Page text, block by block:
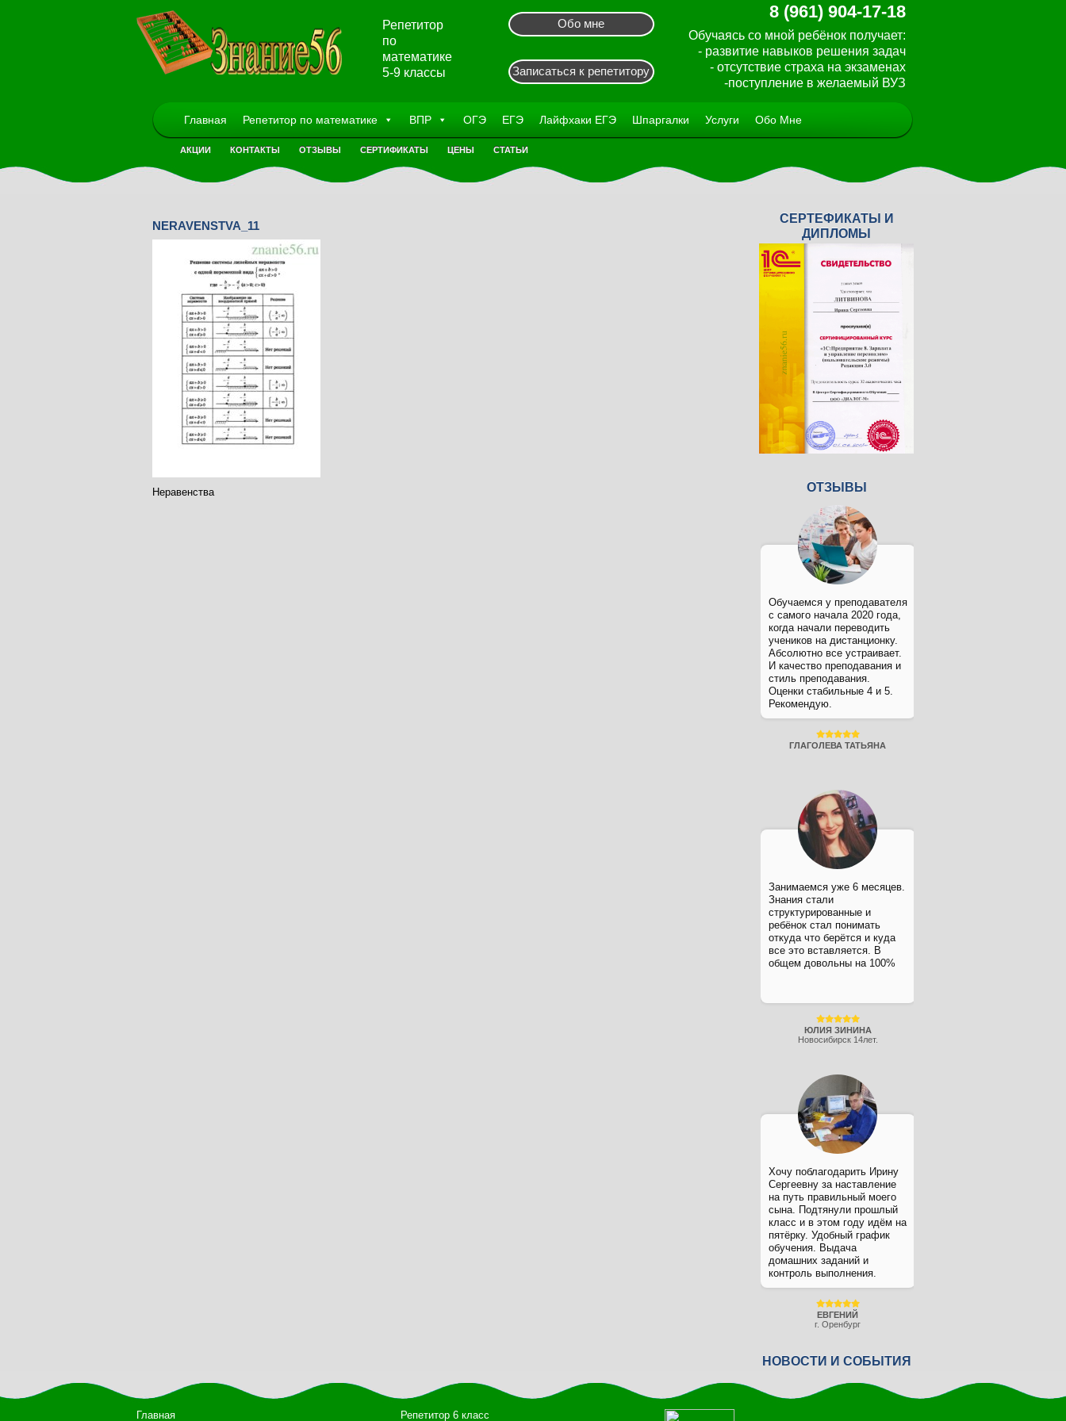
Репетитор
по
математике
5-9 классы
Обо мне
8 (961) 904-17-18
Обучаясь со мной ребёнок получает:
- развитие навыков решения задач
- отсутствие страха на экзаменах
-поступление в желаемый ВУЗ
Записаться к репетитору
Главная Репетитор по математике ВПР ОГЭ ЕГЭ Лайфхаки ЕГЭ Шпаргалки Услуги Обо Мне
АКЦИИ КОНТАКТЫ ОТЗЫВЫ СЕРТИФИКАТЫ ЦЕНЫ СТАТЬИ
NERAVENSTVA_11
Неравенства
СЕРТЕФИКАТЫ И
ДИПЛОМЫ
< >
ОТЗЫВЫ
Обучаемся у преподавателя
с самого начала 2020 года,
когда начали переводить
учеников на дистанционку.
Абсолютно все устраивает.
И качество преподавания и
стиль преподавания.
Оценки стабильные 4 и 5.
Рекомендую.
ГЛАГОЛЕВА ТАТЬЯНА
Занимаемся уже 6 месяцев.
Знания стали
структурированные и
ребёнок стал понимать
откуда что берётся и куда
все это вставляется. В
общем довольны на 100%
ЮЛИЯ ЗИНИНА
Новосибирск 14лет.
Хочу поблагодарить Ирину
Сергеевну за наставление
на путь правильный моего
сына. Подтянули прошлый
класс и в этом году идём на
пятёрку. Удобный график
обучения. Выдача
домашних заданий и
контроль выполнения.
ЕВГЕНИЙ
г. Оренбург
НОВОСТИ И СОБЫТИЯ
Главная Репетитор 6 класс